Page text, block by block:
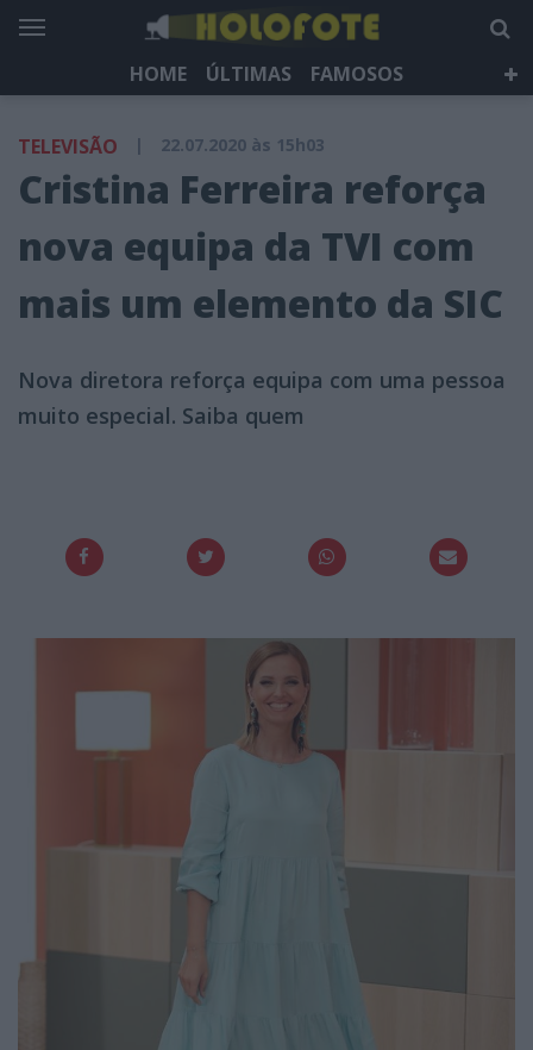
HOME ÚLTIMAS
FAMOSOS
HOLOFOTE TV
NEWSLETTER
TELEVISÃO | 22.07.2020 às 15h03
Cristina Ferreira reforça
nova equipa da TVI com
mais um elemento da SIC
Nova diretora reforça equipa com uma pessoa
muito especial. Saiba quem